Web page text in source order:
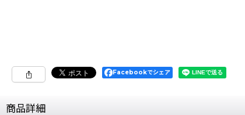
Facebookでシェア
商品詳細